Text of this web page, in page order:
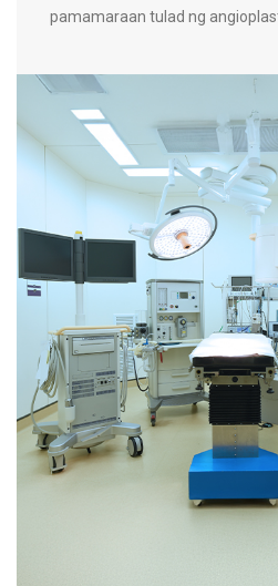
pamamaraan tulad ng